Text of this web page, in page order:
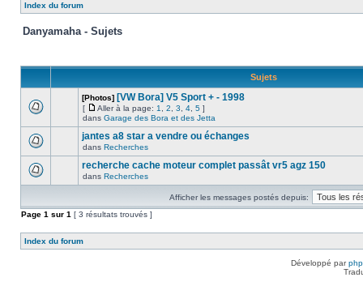
Index du forum
Danyamaha - Sujets
Sujets
[Photos] [VW Bora] V5 Sport + - 1998
[ Aller à la page: 1 2 3 4 5 ]
dans Garage des Bora et des Jetta
jantes a8 star a vendre ou échanges
dans Recherches
recherche cache moteur complet passât vr5 agz 150
dans Recherches
Afficher les messages postés depuis:
Page 1 sur 1 [ 3 résultats trouvés ]
Index du forum
Développé par